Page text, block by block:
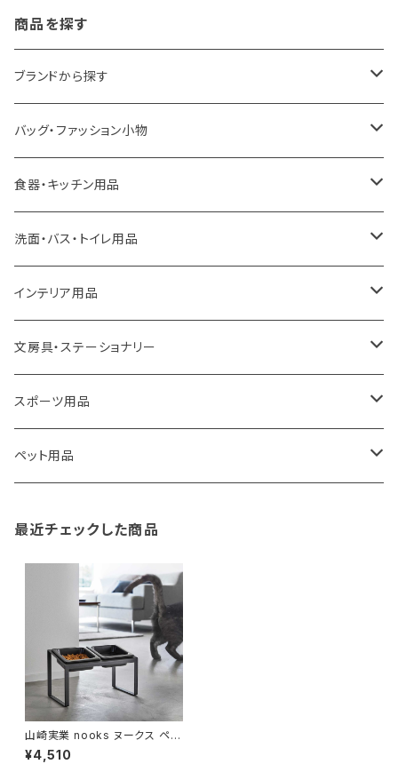
商品を探す
ブランドから探す
LOQI
ideaco
a.depeche
ROOTOTE
100percent
藤田金属
TG
paperblanks
KIND BAG LONDON
tower
バッグ・ファッション小物
エコバッグ
アクセサリー
トートバッグ
保冷バッグ
リュックサック
ショルダーバッグ
スポーツバッグ
マザーズバッグ
パソコンケース
バッグアクセサリー
食器・キッチン用品
キッチンラック
キッチンペーパーホルダー
食器・テーブルウェア
ゴミ箱
収納用品
ソープディスペンサー
タオルハンガー
調理器具・調理小物
ディッシュラック
洗面・バス・トイレ用品
洗面用品
掃除・洗濯用品
トイレ用品
バス用品
インテリア用品
アイロン台
アクセサリー収納
ウェットティッシュケース
ガーデニング用品
クッション・クッションカバー
玄関収納
文房具・ステーショナリー
筆記具・ペン
ノート
スポーツ用品
卓球用品
ペット用品
猫用グッズ
最近チェックした商品
山崎実業 nooks ヌークス ペッ
トフードボウルスタンドセット 斜
¥4,510